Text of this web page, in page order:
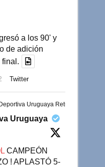
a los 90' y
de adición
final.
Twitter
Uruguaya Retuiteado
Uruguaya
CAMPEÓN
! APLASTÓ 5-